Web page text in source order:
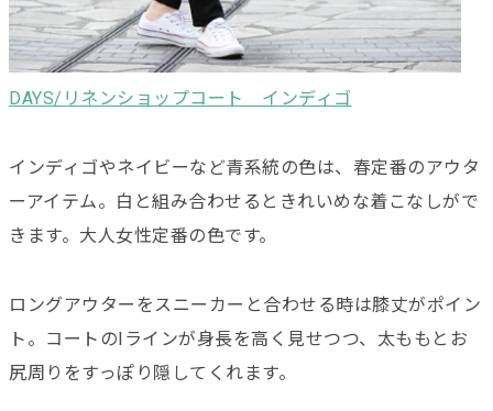
DAYS/リネンショップコート インディゴ
インディゴやネイビーなど青系統の色は、春定番のアウタ
ーアイテム。白と組み合わせるときれいめな着こなしがで
きます。大人女性定番の色です。
ロングアウターをスニーカーと合わせる時は膝丈がポイン
ト。コートのIラインが身長を高く見せつつ、太ももとお
尻周りをすっぽり隠してくれます。